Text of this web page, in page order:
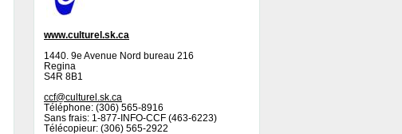
www.culturel.sk.ca
1440. 9e Avenue Nord bureau 216
Regina
S4R 8B1
ccf@culturel.sk.ca
Téléphone: (306) 565-8916
Sans frais: 1-877-INFO-CCF (463-6223)
Télécopieur: (306) 565-2922